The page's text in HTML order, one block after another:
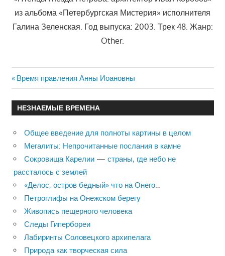
из альбома «Петербургская Мистерия» исполнителя
Галина Зеленская. Год выпуска: 2003. Трек 48. Жанр:
Other.
Навигация
по
записям
Previous
Post:
Время правления Анны Иоановны
НЕЗНАЕМЫЕ ВРЕМЕНА
Общее введение для полноты картины в целом
Мегалиты: Непрочитанные послания в камне
Сокровища Карелии — страны, где небо не
рассталось с землей
«Делос, остров бедный» что на Онего…
Петроглифы на Онежском берегу
Живопись пещерного человека
Следы Гипербореи
Лабиринты Соловецкого архипелага
Природа как творческая сила